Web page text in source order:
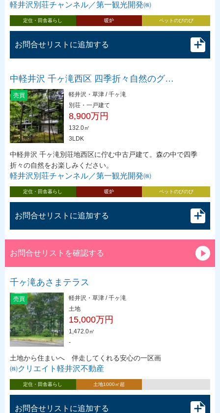
軽井沢別荘チャンネル／第一観光開発㈱
定住・田舎暮らし 暖炉 ペットのびのび
お問合せリストに追加する
中軽井沢 千ヶ滝西区 四季折々自然のグ…
売買
軽井沢・草津 / 千ヶ滝
別荘・一戸建て
8,900万円
132.0㎡
3LDK
中軽井沢 千ヶ滝別荘地西区に佇む中古戸建て。森の中で四季
折々の自然をお楽しみください。
軽井沢別荘チャンネル／第一観光開発㈱
定住・田舎暮らし 暖炉 ペットのびのび
お問合せリストに追加する
お問合せリストを確認する
千ヶ滝あさまテラス
売買
軽井沢・草津 / 千ヶ滝
土地
15,000万円
1,472.0㎡
-
土地から住まいへ 伴走してくれる安心の一区画
㈱クリエイト軽井沢不動産
定住・田舎暮らし 土地1000㎡超
お問合せリストに追加する